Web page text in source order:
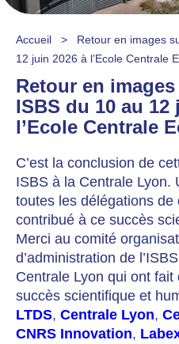
Accueil >
Retour en images
12 juin 2026 à l’Ecole Centrale
Retour en
ISBS du 10 au 12
l’Ecole Centrale
C’est la conclusion de
ISBS à la Centrale Lyon.
toutes les délégations de
contribué à ce succès
Merci au comité
d’administration de
Centrale Lyon qui ont
succès scientifique et
LTDS, Centrale Lyon,
CNRS Innovation,